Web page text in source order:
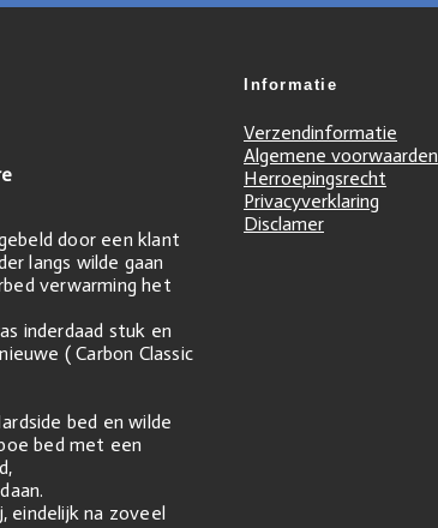
door een klant
langs wilde gaan
verwarming het
inderdaad stuk en
( Carbon Classic
bed en wilde
bed met een
eindelijk na zoveel
Informatie
Verzendinformatie
Algemene voorwaarden
Herroepingsrecht
Privacyverklaring
Disclamer